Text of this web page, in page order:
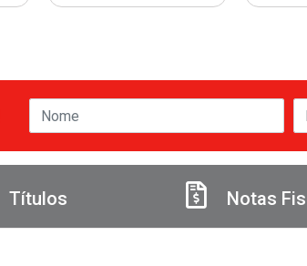
Títulos Notas